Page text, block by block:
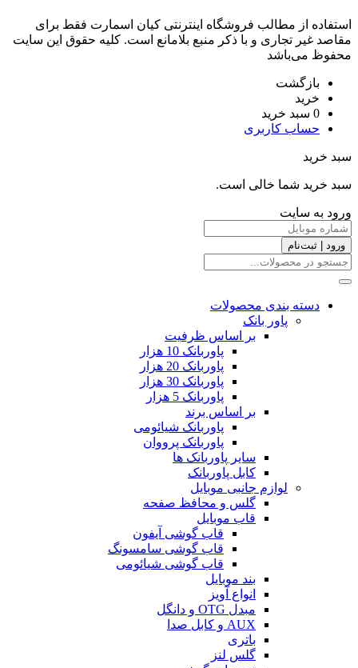
استفاده از مطالب فروشگاه اینترنتی کیان اسمارت فقط برای
مقاصد غیر تجاری و با ذکر منبع بلامانع است. کليه حقوق اين سايت
محفوظ می‌باشد
بازگشت
خرید
0 سبد خرید
حساب کاربری
سبد خرید
سبد خرید شما خالی است.
ورود به سایت
ورود | ثبت‌نام
دسته بندی محصولات
پاور بانک
بر اساس ظرفیت
پاوربانک 10 هزار
پاوربانک 20 هزار
پاوربانک 30 هزار
پاوربانک 5 هزار
بر اساس برند
پاوربانک شیائومی
پاوربانک پرووان
سایر پاوربانک ها
کابل پاوربانک
لوازم جانبی موبایل
گلس و محافظ صفحه
قاب موبایل
قاب گوشی آیفون
قاب گوشی سامسونگ
قاب گوشی شیائومی
بند موبایل
انواع آویز
مبدل OTG و دانگل
AUX و کابل صدا
باتری
گلس لنز